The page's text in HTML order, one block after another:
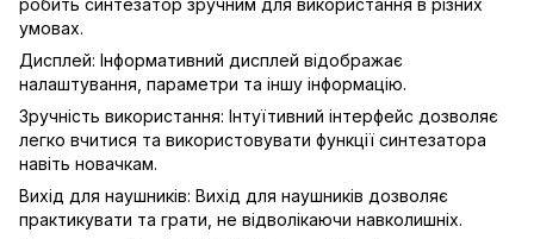
умовах.
Дисплей: Інформативний дисплей відображає
налаштування, параметри та іншу інформацію.
Зручність використання: Інтуїтивний інтерфейс дозволяє
легко вчитися та використовувати функції синтезатора
навіть новачкам.
Вихід для наушників: Вихід для наушників дозволяє
практикувати та грати, не відволікаючи навколишніх.